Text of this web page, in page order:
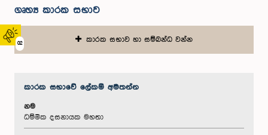
02
ගෘහ්‍ය කාරක සභාව
කාරක සභාව හා සම්බන්ධ වන්න
කාරක සභා‌වේ ලේකම් අමතන්න
නම
ධම්මික දසනායක මහතා